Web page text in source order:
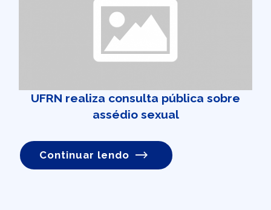
UFRN realiza consulta pública sobre
assédio sexual
Continuar lendo